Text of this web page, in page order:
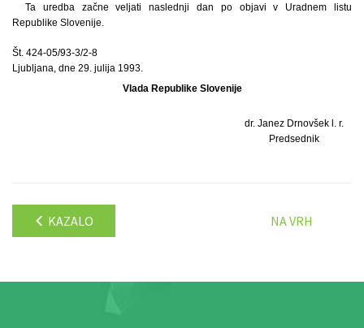
Ta uredba začne veljati naslednji dan po objavi v Uradnem listu
Republike Slovenije.
Št. 424-05/93-3/2-8
Ljubljana, dne 29. julija 1993.
Vlada Republike Slovenije
dr. Janez Drnovšek l. r.
Predsednik
KAZALO NA VRH